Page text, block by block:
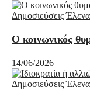
Δημοσιεύσεις
Ο κοινωνικός
14/06/2026
Δημοσιεύσεις